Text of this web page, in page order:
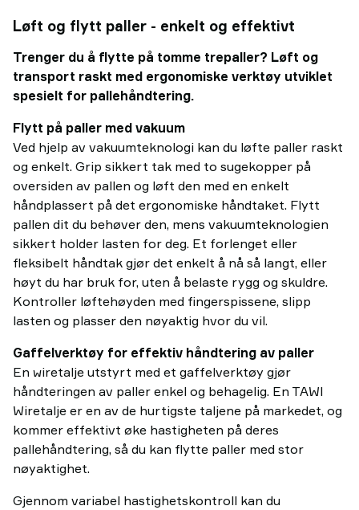
Løft og flytt paller - enkelt og effektivt
Trenger du å flytte på tomme trepaller? Løft og
transport raskt med ergonomiske verktøy utviklet
spesielt for pallehåndtering.
Flytt på paller med vakuum
Ved hjelp av vakuumteknologi kan du løfte paller raskt
og enkelt. Grip sikkert tak med to sugekopper på
oversiden av pallen og løft den med en enkelt
håndplassert på det ergonomiske håndtaket. Flytt
pallen dit du behøver den, mens vakuumteknologien
sikkert holder lasten for deg. Et forlenget eller
fleksibelt håndtak gjør det enkelt å nå så langt, eller
høyt du har bruk for, uten å belaste rygg og skuldre.
Kontroller løftehøyden med fingerspissene, slipp
lasten og plasser den nøyaktig hvor du vil.
Gaffelverktøy for effektiv håndtering av paller
En wiretalje utstyrt med et gaffelverktøy gjør
håndteringen av paller enkel og behagelig. En TAWI
Wiretalje er en av de hurtigste taljene på markedet, og
kommer effektivt øke hastigheten på deres
pallehåndtering, så du kan flytte paller med stor
nøyaktighet.
Gjennom variabel hastighetskontroll kan du